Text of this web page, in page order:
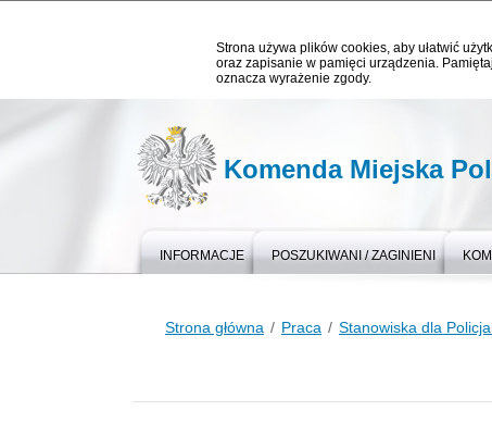
Strona używa plików cookies, aby ułatwić
oraz zapisanie w pamięci urządzenia.
oznacza wyrażenie zgody.
Komenda Miejska
INFORMACJE POSZUKIWANI / ZAGINIENI
Strona główna Praca Stanowiska dla